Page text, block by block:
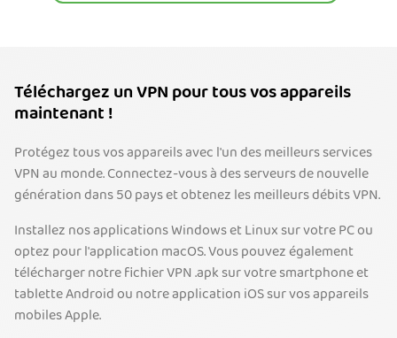
Téléchargez un VPN pour tous vos appareils
maintenant !
Protégez tous vos appareils avec l'un des meilleurs services
VPN au monde. Connectez-vous à des serveurs de nouvelle
génération dans 50 pays et obtenez les meilleurs débits VPN.
Installez nos applications Windows et Linux sur votre PC ou
optez pour l'application macOS. Vous pouvez également
télécharger notre fichier VPN .apk sur votre smartphone et
tablette Android ou notre application iOS sur vos appareils
mobiles Apple.